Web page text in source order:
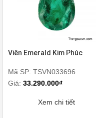
Viên Emerald Kim Phúc
Mã SP: TSVN033696
Giá: 33.290.000₫
Xem chi tiết